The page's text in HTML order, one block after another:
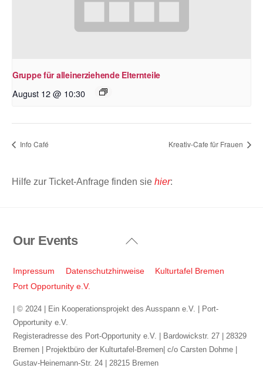
Gruppe für alleinerziehende Elternteile
August 12 @ 10:30
Info Café Kreativ-Cafe für Frauen
Hilfe zur Ticket-Anfrage finden sie hier:
Back
Top
Our Events
Impressum Datenschutzhinweise
Kulturtafel Bremen
Port Opportunity e.V.
| © 2024 | Ein Kooperationsprojekt des Ausspann e.V. | Port-
Opportunity e.V.
Registeradresse des Port-Opportunity e.V. | Bardowickstr. 27 | 28329
Bremen | Projektbüro der Kulturtafel-Bremen| c/o Carsten Dohme |
Gustav-Heinemann-Str. 24 | 28215 Bremen